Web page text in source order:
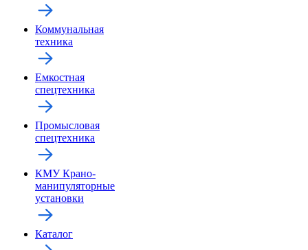
Коммунальная
техника
Емкостная
спецтехника
Промысловая
спецтехника
КМУ Крано-
манипуляторные
установки
Каталог